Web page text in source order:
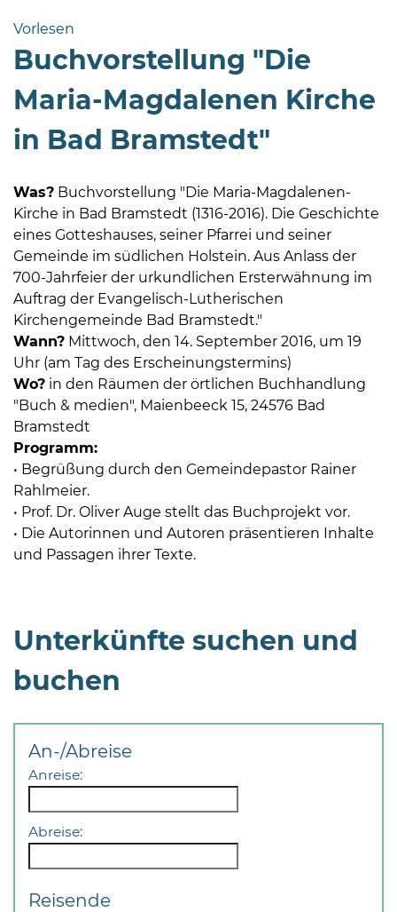
Bramstedt
Bleeck 15-
24576 Bad
Bramstedt
04192-
zentrale@badbramstedt.de
Mo,
Di,
Fr
08
Uhr
Do
08
außerhalb
nach
Vereinbarung.
Vorlesen
Buchvorstellung "Die
Maria-Magdalenen Kirche
in Bad Bramstedt"
Was? Buchvorstellung "Die Maria-Magdalenen-
Kirche in Bad Bramstedt (1316-2016). Die Geschichte
eines Gotteshauses, seiner Pfarrei und seiner
Gemeinde im südlichen Holstein. Aus Anlass der
700-Jahrfeier der urkundlichen Ersterwähnung im
Auftrag der Evangelisch-Lutherischen
Kirchengemeinde Bad Bramstedt."
Wann? Mittwoch, den 14. September 2016, um 19
Uhr (am Tag des Erscheinungstermins)
Wo? in den Räumen der örtlichen Buchhandlung
"Buch & medien", Maienbeeck 15, 24576 Bad
Bramstedt
Programm:
• Begrüßung durch den Gemeindepastor Rainer
Rahlmeier.
• Prof. Dr. Oliver Auge stellt das Buchprojekt vor.
• Die Autorinnen und Autoren präsentieren Inhalte
und Passagen ihrer Texte.
Unterkünfte suchen und
buchen
An-/Abreise
Anreise:
Abreise:
Reisende